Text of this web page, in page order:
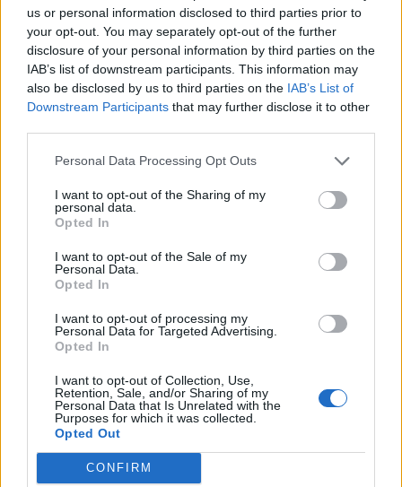
us or personal information disclosed to third parties prior to
your opt-out. You may separately opt-out of the further
disclosure of your personal information by third parties on the
IAB’s list of downstream participants. This information may
also be disclosed by us to third parties on the IAB’s List of
Downstream Participants that may further disclose it to other
Personal Data Processing Opt Outs
I want to opt-out of the Sharing of my
personal data.
Opted In
I want to opt-out of the Sale of my
Personal Data.
Opted In
I want to opt-out of processing my
Personal Data for Targeted Advertising.
Opted In
I want to opt-out of Collection, Use,
Retention, Sale, and/or Sharing of my
Personal Data that Is Unrelated with the
Purposes for which it was collected.
Opted Out
CONFIRM
Lui, che in campo è sempre sembrato una macchina
glaciale e implacabile, si è scoperto incredibilmente
vulnerabile nel momento dei saluti finali al suo popolo:
“Penso di aver pianto più oggi che in tutta la mia vita.
sono una persona molto emotiva, ma qui abbiamo
vissuto la nostra giovinezza, condividendo tutto
dall’inizio alla fine. Abbiamo riportato questo club dove
deve stare”.
Uno sguardo al passato, ad Anfield, a quella Kop che lo ha
eletto a divinità pagana. Con la consapevolezza di chi sa
di aver dato tutto, senza lasciare nulla indietro: “È la vita.
. Non credo. Abbiamo vinto tutto. L’amore dei tifosi è
la cosa più importante per me”.
L’omaggio a Robertson e lo sguardo al
futuro
Nel momento del congedo, il numero 11 dei Reds ha
voluto dedicare un pensiero speciale a un altro dei
senatori dello spogliatoio,Andy Robertson, simbolo
come lui dell’epopea d’oro sotto la gestione Klopp: “È
amato perché dà tutto in campo.
per la squadra e per il periodo che abbiamo vissuto
Sono onorato di aver condiviso lo spogliatoio con lui”.